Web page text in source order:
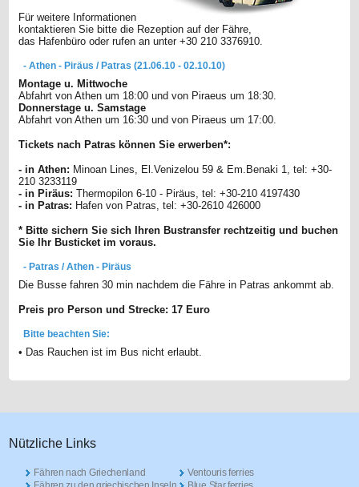
Für weitere Informationen
kontaktieren Sie bitte die Rezeption auf der Fähre,
das Hafenbüro oder rufen an unter +30 210 3376910.
- Athen - Piräus / Patras (21.06.10 - 02.10.10)
Montage u. Mittwoche
Abfahrt von Athen um 18:00 und von Piraeus um 18:30.
Donnerstage u. Samstage
Abfahrt von Athen um 16:30 und von Piraeus um 17:00.
Tickets nach Patras können Sie erwerben*:
- in Athen: Minoan Lines, El.Venizelou 59 & Em.Benaki 1, tel: +30-
210 3233119
- in Piräus: Thermopilon 6-10 - Piräus, tel: +30-210 4197430
- in Patras: Hafen von Patras, tel: +30-2610 426000
* Bitte sichern Sie sich Ihren Bustransfer rechtzeitig und buchen
Sie Ihr Busticket im voraus.
- Patras / Athen - Piräus
Die Busse fahren 30 min nachdem die Fähre in Patras ankommt ab.
Preis pro Person und Strecke: 17 Euro
Bitte beachten Sie:
• Das Rauchen ist im Bus nicht erlaubt.
Nützliche Links
Fähren nach Griechenland
Ventouris ferries